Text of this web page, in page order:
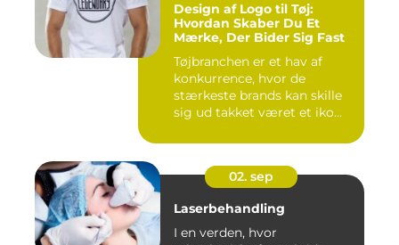
Design af Logo til Tøj:
Hvordan Skaber Du Et
Mærke, Der Bider Sig Fast
Tøjbranchen er et hav af
konkurrence, hvor de
stærkeste brands kan skille
sig ud takket været et iko...
02. sep
Laserbehandling
I en verden, hvor